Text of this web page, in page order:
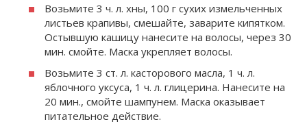
Возьмите 3 ч. л. хны, 100 г сухих измельченных
листьев крапивы, смешайте, заварите кипятком.
Остывшую кашицу нанесите на волосы, через 30
мин. смойте. Маска укрепляет волосы.
Возьмите 3 ст. л. касторового масла, 1 ч. л.
яблочного уксуса, 1 ч. л. глицерина. Нанесите на
20 мин., смойте шампунем. Маска оказывает
питательное дей­ствие.